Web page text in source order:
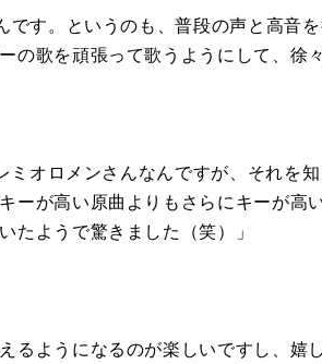
です。というのも、普段の声と高音
歌を頑張って歌うようにして、徐
オロメンさんなんですが、それを知
ーが高い原曲よりもさらにキーが高
たようで驚きました（笑）」
るようになるのが楽しいですし、嬉